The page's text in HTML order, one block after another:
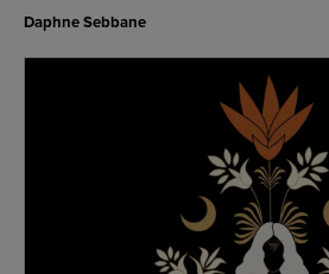
Daphne Sebbane